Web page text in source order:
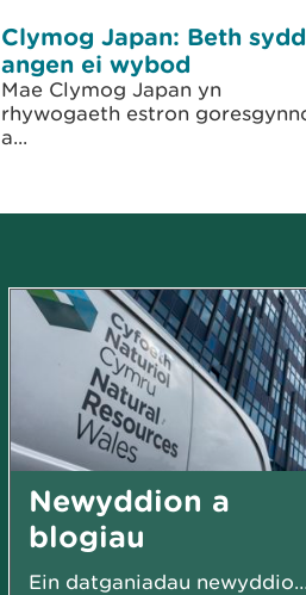
Clymog Japan: Beth sydd
angen ei wybod
Mae Clymog Japan yn
rhywogaeth estron
a...
Newyddion a
blogiau
Ein datganiadau newyddion,